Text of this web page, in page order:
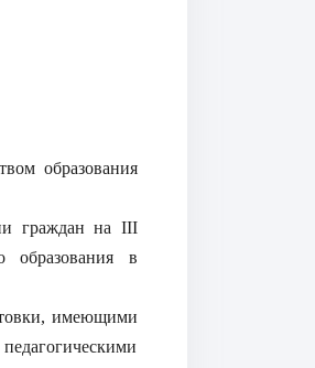
образования
граждан на III
образования в
имеющими